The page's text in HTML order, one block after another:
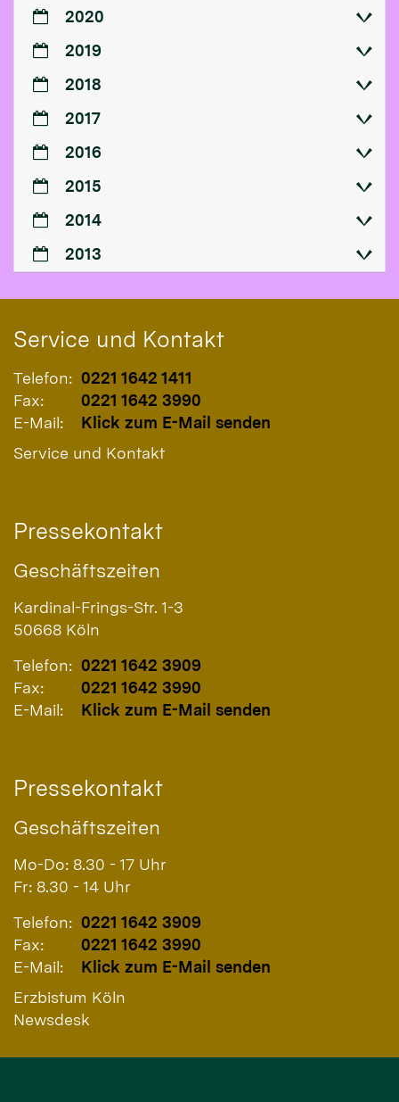
2020
2019
2018
2017
2016
2015
2014
2013
Service und Kontakt
Telefon: 0221 1642 1411
Fax:
0221 1642 3990
E-Mail:
Klick zum E-Mail senden
Service und Kontakt
Pressekontakt
Geschäftszeiten
Kardinal-Frings-Str. 1-3
50668 Köln
Telefon: 0221 1642 3909
Fax:
0221 1642 3990
E-Mail:
Klick zum E-Mail senden
Pressekontakt
Geschäftszeiten
Mo-Do: 8.30 - 17 Uhr
Fr: 8.30 - 14 Uhr
Telefon: 0221 1642 3909
Fax:
0221 1642 3990
E-Mail:
Klick zum E-Mail senden
Erzbistum Köln
Newsdesk